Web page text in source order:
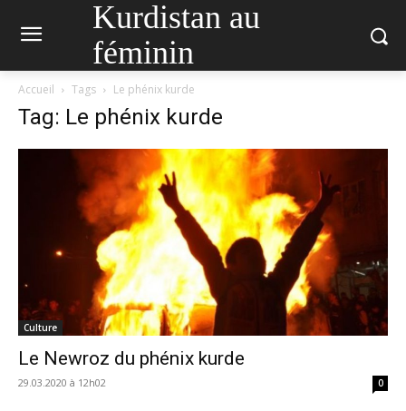
Kurdistan au
féminin
Accueil Tags Le phénix kurde
Tag: Le phénix kurde
Culture
Le Newroz du phénix kurde
29.03.2020 à 12h02 0